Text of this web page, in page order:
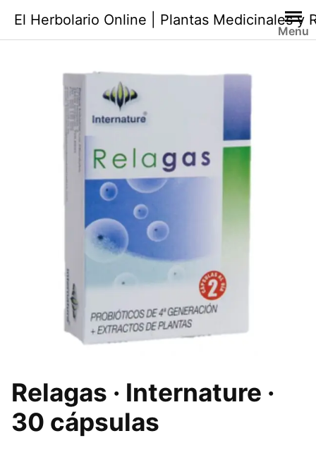
contenido
El Herbolario Online | Plantas Medicinales y
Menu
Relagas · Internature ·
30 cápsulas